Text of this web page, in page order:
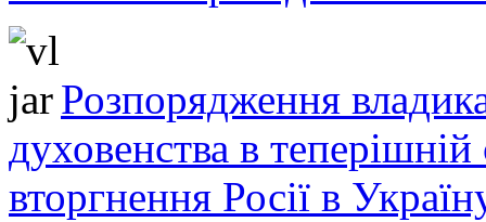
Розпорядження
духовенства в теперішній
вторгнення Росії в